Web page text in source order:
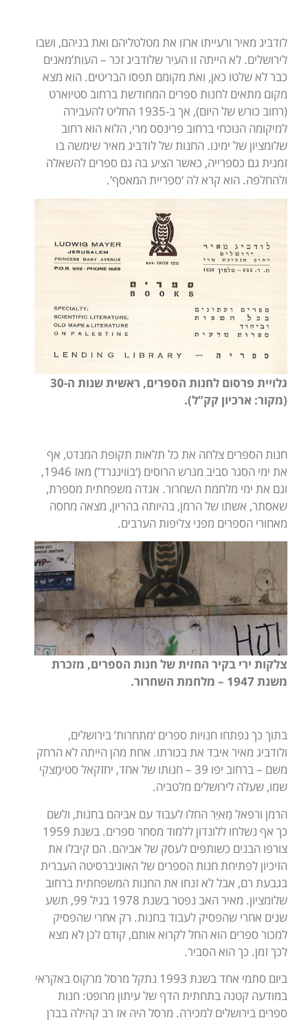
לודביג מאיר ורעייתו ארזו את מטלטליהם ואת בניהם, ושבו
לירושלים. לא הייתה זו העיר שלודביג זכר – העות’מאנים
כבר לא שלטו כאן, ואת מקומם תפסו הבריטים. הוא מצא
מקום מתאים לחנות ספרים המחודשת ברחוב סטיוארט
(רחוב כורש של היום), אך ב-1935 החליט להעבירה
למיקומה הנוכחי ברחוב פרינסס מרי, הלוא הוא רחוב
שלומציון של ימינו. החנות של לודביג מאיר שימשה בו
זמנית גם כספרייה, כאשר הציע בה גם ספרים להשאלה
ולהחלפה. הוא קרא לה ‘ספריית המאסף’.
גלויית פרסום לחנות הספרים, ראשית שנות ה-30
(מקור: ארכיון קק”ל).
חנות הספרים צלחה את כל תלאות תקופת המנדט, אף
את ימי הסגר סביב מגרש הרוסים (‘בווינגרד’) מאז 1946,
וגם את ימי מלחמת השחרור. אגדה משפחתית מספרת,
שאסתר, אשתו של הרמן, בהיותה בהריון, מצאה מחסה
מאחורי הספרים מפני צליפות הערבים.
צלקות ירי בקיר החזית של חנות הספרים, מזכרת
משנת 1947 – מלחמת השחרור.
בתוך כך נפתחו חנויות ספרים ‘מתחרות’ בירושלים,
ולודביג מאיר איבד את בכורתו. אחת מהן הייתה לא הרחק
משם – ברחוב יפו 39 – חנותו של אחד, יחזקאל סטימָצקי
שמו, שעלה לירושלים מלטביה.
הרמן ורפאל מַאיֵר החלו לעבוד עם אביהם בחנות, ולשם
כך אף נשלחו ללונדון ללמוד מסחר ספרים. בשנת 1959
צורפו הבנים כשותפים לעסק של אביהם. הם קיבלו את
הזיכיון לפתיחת חנות הספרים של האוניברסיטה העברית
בגבעת רם, אבל לא זנחו את החנות המשפחתית ברחוב
שלומציון. מאיר האב נפטר בשנת 1978 בגיל 99, תשע
שנים אחרי שהפסיק לעבוד בחנות. רק אחרי שהפסיק
למכור ספרים הוא החל לקרוא אותם, קודם לכן לא מצא
לכך זמן. כך הוא הסביר.
ביום סתמי אחד בשנת 1993 נתקל מרסל מרקוס באקראי
במודעה קטנה בתחתית הדף של עיתון מרופט: חנות
ספרים בירושלים למכירה. מרסל היה אז רב קהילה בברן